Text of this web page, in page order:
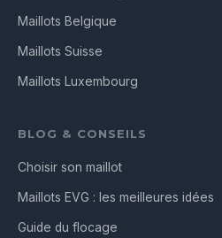
Maillots Belgique
Maillots Suisse
Maillots Luxembourg
BLOG & CONSEILS
Choisir son maillot
Maillots EVG : les meilleures idées
Guide du flocage